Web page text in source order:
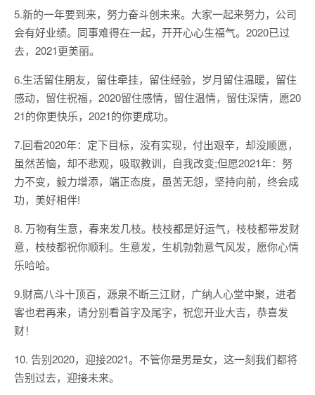
5.新的一年要到来，努力奋斗创未来。大家一起来努力，公司
会有好业绩。同事难得在一起，开开心心生福气。2020已过
去，2021更美丽。
6.生活留住朋友，留住牵挂，留住经验，岁月留住温暖，留住
感动，留住祝福，2020留住感情，留住温情，留住深情，愿20
21的你更快乐，2021的你更成功。
7.回看2020年：定下目标，没有实现，付出艰辛，却没顺愿，
虽然苦恼，却不悲观，吸取教训，自我改变;但愿2021年：努
力不变，毅力增添，端正态度，虽苦无怨，坚持向前，终会成
功，美好相伴!
8. 万物有生意，春来发几枝。枝枝都是好运气，枝枝都带发财
意，枝枝都祝你顺利。生意发，生机勃勃意气风发，愿你心情
乐哈哈。
9.财高八斗十顶百，源泉不断三江财，广纳人心堂中聚，进者
客也君再来，请分别看首字及尾字，祝您开业大吉，恭喜发
财！
10. 告别2020，迎接2021。不管你是男是女，这一刻我们都将
告别过去，迎接未来。